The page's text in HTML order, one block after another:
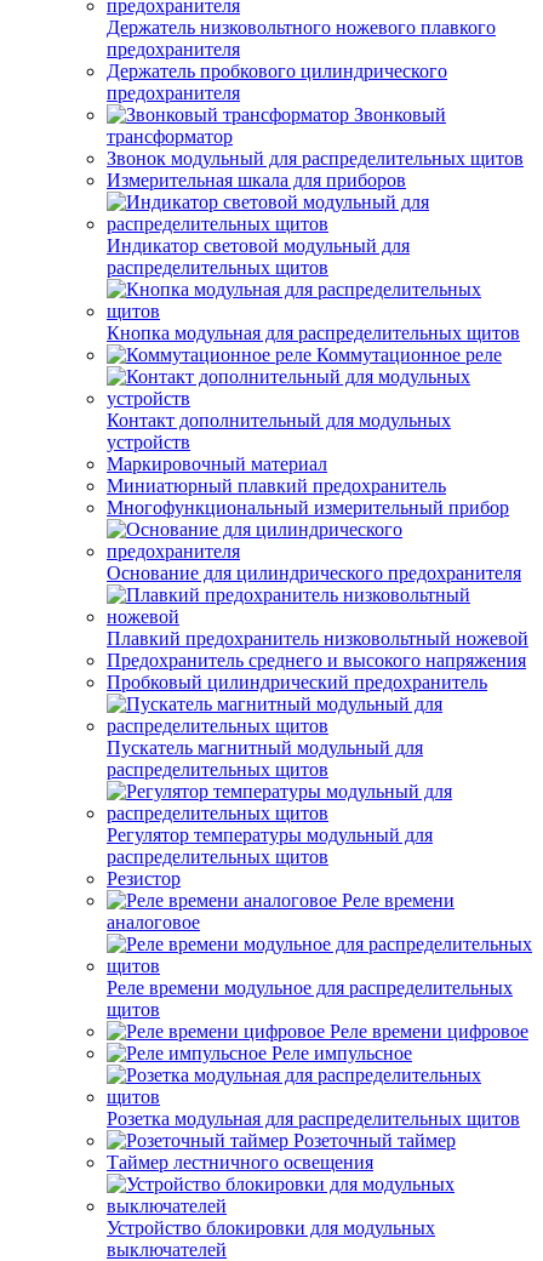
Держатель низковольтного ножевого плавкого
предохранителя
Держатель пробкового цилиндрического
предохранителя
Звонковый
трансформатор
Звонок модульный для распределительных щитов
Измерительная шкала для приборов
Индикатор световой модульный для
распределительных щитов
Кнопка модульная для распределительных щитов
Коммутационное реле
Контакт дополнительный для модульных
устройств
Маркировочный материал
Миниатюрный плавкий предохранитель
Многофункциональный измерительный прибор
Основание для цилиндрического предохранителя
Плавкий предохранитель низковольтный ножевой
Предохранитель среднего и высокого напряжения
Пробковый цилиндрический предохранитель
Пускатель магнитный модульный для
распределительных щитов
Регулятор температуры модульный для
распределительных щитов
Резистор
Реле времени
аналоговое
Реле времени модульное для распределительных
щитов
Реле времени цифровое
Реле импульсное
Розетка модульная для распределительных щитов
Розеточный таймер
Таймер лестничного освещения
Устройство блокировки для модульных
выключателей